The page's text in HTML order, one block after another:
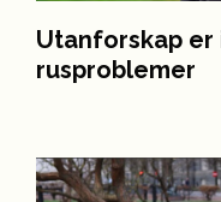
Utanforskap
rusproblemer